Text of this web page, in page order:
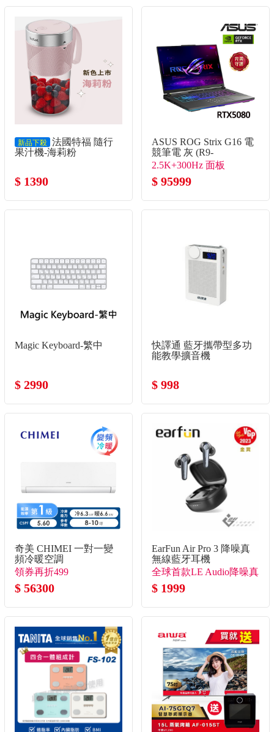
新品下殺 法國特福 隨行
果汁機-海莉粉
$ 1390
ASUS ROG Strix G16 電
競筆電 灰 (R9-
8940HX/16G/1TB
SSD/GeForce RTX5080)
2.5K+300Hz 面板
$ 95999
Magic Keyboard-繁中
$ 2990
快譯通 藍牙攜帶型多功
能教學擴音機
$ 998
奇美 CHIMEI 一對一變
頻冷暖空調
領券再折499
$ 56300
EarFun Air Pro 3 降噪真
無線藍牙耳機
全球首款LE Audio降噪真
無線
$ 1999